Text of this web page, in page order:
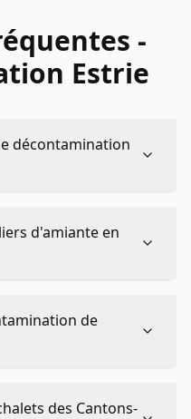
-
Estrie
décontamination
d'amiante en
de
des Cantons-